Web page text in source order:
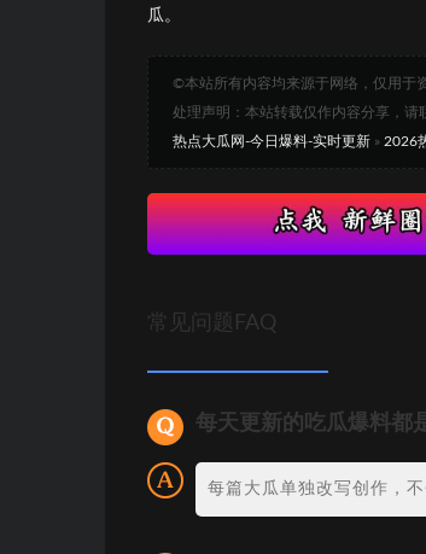
瓜。
©本站所有内容均来源于网络，仅用于
处理声明：本站转载仅作内容分享，请
热点大瓜网-今日爆料-实时更新 » 2026
常见问题FAQ
每天更新的吃瓜爆料都
每篇大瓜单独改写创作，